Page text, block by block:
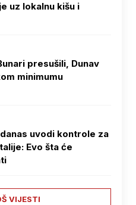
uz lokalnu kišu i
presušili, Dunav
minimumu
uvodi kontrole za
Evo šta će
VIJESTI